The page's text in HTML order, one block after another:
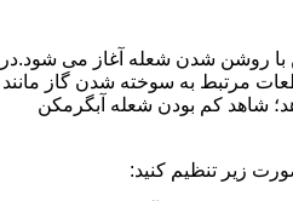
با روشن شدن شعله آغاز می شود.در
مرتبط به سوخته شدن گاز مانند
شاهد کم بودن شعله آبگرمکن
زیر تنظیم کنید: